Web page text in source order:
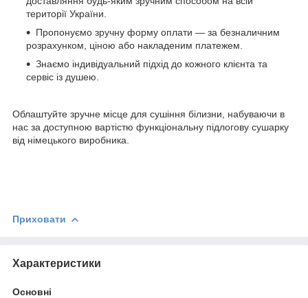
території України.
Пропонуємо зручну форму оплати — за безналичним
розрахунком, ціною або накладеним платежем.
Знаємо індивідуальний підхід до кожного клієнта та
сервіс із душею.
Облаштуйте зручне місце для сушіння білизни, набуваючи в
нас за доступною вартістю функціональну підлогову сушарку
від німецького виробника.
Приховати
Характеристики
Основні